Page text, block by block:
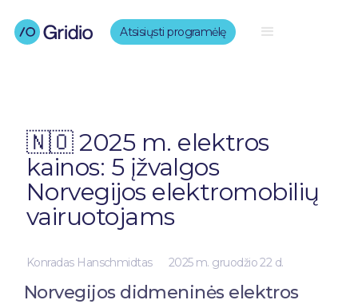
Atsisiųsti programėlę
🇳🇴 2025 m. elektros
kainos: 5 įžvalgos
Norvegijos elektromobilių
vairuotojams
Konradas Hanschmidtas 2025 m. gruodžio 22 d.
Norvegijos didmeninės elektros